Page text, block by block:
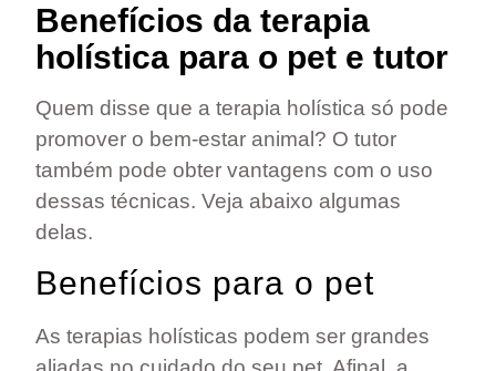
Benefícios da terapia
holística para o pet e tutor
Quem disse que a terapia holística só pode
promover o bem-estar animal? O tutor
também pode obter vantagens com o uso
dessas técnicas. Veja abaixo algumas
delas.
Benefícios para o pet
As terapias holísticas podem ser grandes